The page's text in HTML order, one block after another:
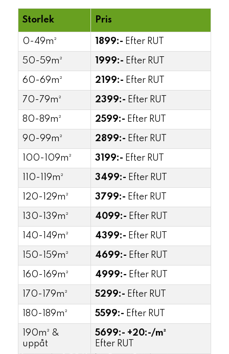
Storlek Pris
0-49m² 1899:- Efter RUT
50-59m² 1999:- Efter RUT
60-69m² 2199:- Efter RUT
70-79m² 2399:- Efter RUT
80-89m² 2599:- Efter RUT
90-99m² 2899:- Efter RUT
100-109m² 3199:- Efter RUT
110-119m² 3499:- Efter RUT
120-129m² 3799:- Efter RUT
130-139m² 4099:- Efter RUT
140-149m² 4399:- Efter RUT
150-159m² 4699:- Efter RUT
160-169m² 4999:- Efter RUT
170-179m² 5299:- Efter RUT
180-189m² 5599:- Efter RUT
190m² &
uppåt
5699:- +20:-/m²
Efter RUT